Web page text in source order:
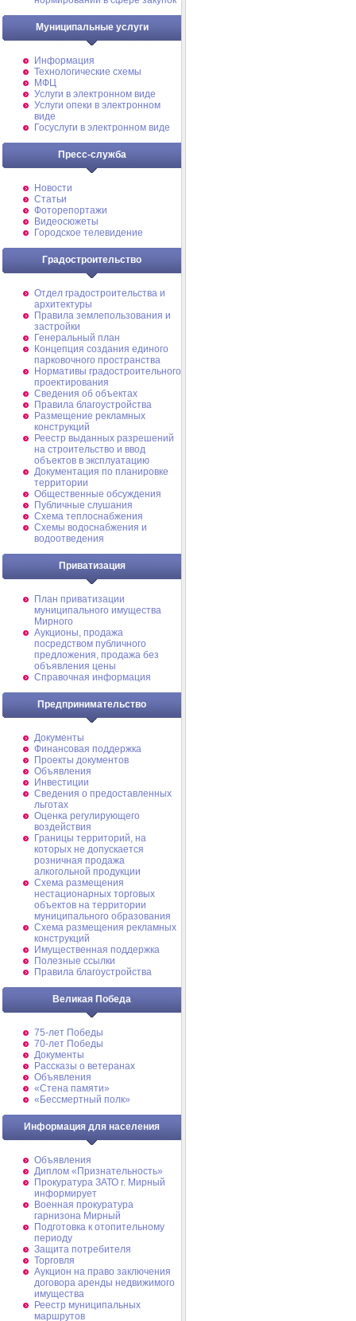
Муниципальные услуги
Информация
Технологические схемы
МФЦ
Услуги в электронном виде
Услуги опеки в электронном
виде
Госуслуги в электронном виде
Пресс-служба
Новости
Статьи
Фоторепортажи
Видеосюжеты
Городское телевидение
Градостроительство
Отдел градостроительства и
архитектуры
Правила землепользования и
застройки
Генеральный план
Концепция создания единого
парковочного пространства
Нормативы градостроительного
проектирования
Сведения об объектах
Правила благоустройства
Размещение рекламных
конструкций
Реестр выданных разрешений
на строительство и ввод
объектов в эксплуатацию
Документация по планировке
территории
Общественные обсуждения
Публичные слушания
Схема теплоснабжения
Схемы водоснабжения и
водоотведения
Приватизация
План приватизации
муниципального имущества
Мирного
Аукционы, продажа
посредством публичного
предложения, продажа без
объявления цены
Справочная информация
Предпринимательство
Документы
Финансовая поддержка
Проекты документов
Объявления
Инвестиции
Сведения о предоставленных
льготах
Оценка регулирующего
воздействия
Границы территорий, на
которых не допускается
розничная продажа
алкогольной продукции
Схема размещения
нестационарных торговых
объектов на территории
муниципального образования
Схема размещения рекламных
конструкций
Имущественная поддержка
Полезные ссылки
Правила благоустройства
Великая Победа
75-лет Победы
70-лет Победы
Документы
Рассказы о ветеранах
Объявления
«Стена памяти»
«Бессмертный полк»
Информация для населения
Объявления
Диплом «Признательность»
Прокуратура ЗАТО г. Мирный
информирует
Военная прокуратура
гарнизона Мирный
Подготовка к отопительному
периоду
Защита потребителя
Торговля
Аукцион на право заключения
договора аренды недвижимого
имущества
Реестр муниципальных
маршрутов